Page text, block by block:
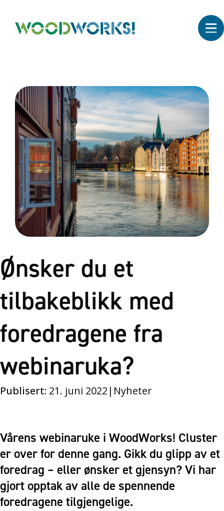
Ønsker du et
tilbakeblikk med
foredragene fra
webinaruka?
Publisert: 21. juni 2022 | Nyheter
Vårens webinaruke i WoodWorks! Cluster
er over for denne gang. Gikk du glipp av et
foredrag – eller ønsker et gjensyn? Vi har
gjort opptak av alle de spennende
foredragene tilgjengelige.